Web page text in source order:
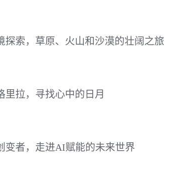
探索，草原、火山和沙漠的壮阔之旅
里拉，寻找心中的日月
变者，走进AI赋能的未来世界